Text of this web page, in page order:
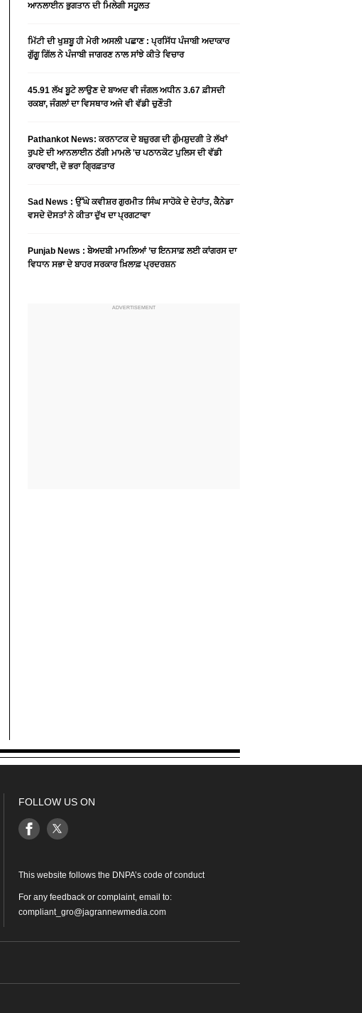
ਆਨਲਾਈਨ ਭੁਗਤਾਨ ਦੀ ਮਿਲੇਗੀ ਸਹੂਲਤ
ਮਿੱਟੀ ਦੀ ਖੁਸ਼ਬੂ ਹੀ ਮੇਰੀ ਅਸਲੀ ਪਛਾਣ : ਪ੍ਰਸਿੱਧ ਪੰਜਾਬੀ ਅਦਾਕਾਰ
ਗੁੱਗੂ ਗਿੱਲ ਨੇ ਪੰਜਾਬੀ ਜਾਗਰਣ ਨਾਲ ਸਾਂਝੇ ਕੀਤੇ ਵਿਚਾਰ
45.91 ਲੱਖ ਬੂਟੇ ਲਾਉਣ ਦੇ ਬਾਅਦ ਵੀ ਜੰਗਲ ਅਧੀਨ 3.67 ਫ਼ੀਸਦੀ
ਰਕਬਾ, ਜੰਗਲਾਂ ਦਾ ਵਿਸਥਾਰ ਅਜੇ ਵੀ ਵੱਡੀ ਚੁਣੌਤੀ
Pathankot News: ਕਰਨਾਟਕ ਦੇ ਬਜ਼ੁਰਗ ਦੀ ਗੁੰਮਸ਼ੁਦਗੀ ਤੇ ਲੱਖਾਂ
ਰੁਪਏ ਦੀ ਆਨਲਾਈਨ ਠੱਗੀ ਮਾਮਲੇ 'ਚ ਪਠਾਨਕੋਟ ਪੁਲਿਸ ਦੀ ਵੱਡੀ
ਕਾਰਵਾਈ, ਦੋ ਭਰਾ ਗ੍ਰਿਫ਼ਤਾਰ
Sad News : ਉੱਘੇ ਕਵੀਸ਼ਰ ਗੁਰਮੀਤ ਸਿੰਘ ਸਾਹੋਕੇ ਦੇ ਦੇਹਾਂਤ, ਕੈਨੇਡਾ
ਵਸਦੇ ਦੋਸਤਾਂ ਨੇ ਕੀਤਾ ਦੁੱਖ ਦਾ ਪ੍ਰਗਟਾਵਾ
Punjab News : ਬੇਅਦਬੀ ਮਾਮਲਿਆਂ ’ਚ ਇਨਸਾਫ਼ ਲਈ ਕਾਂਗਰਸ ਦਾ
ਵਿਧਾਨ ਸਭਾ ਦੇ ਬਾਹਰ ਸਰਕਾਰ ਖ਼ਿਲਾਫ਼ ਪ੍ਰਦਰਸ਼ਨ
FOLLOW US ON
This website follows the DNPA’s code of conduct
For any feedback or complaint, email to:
compliant_gro@jagrannewmedia.com